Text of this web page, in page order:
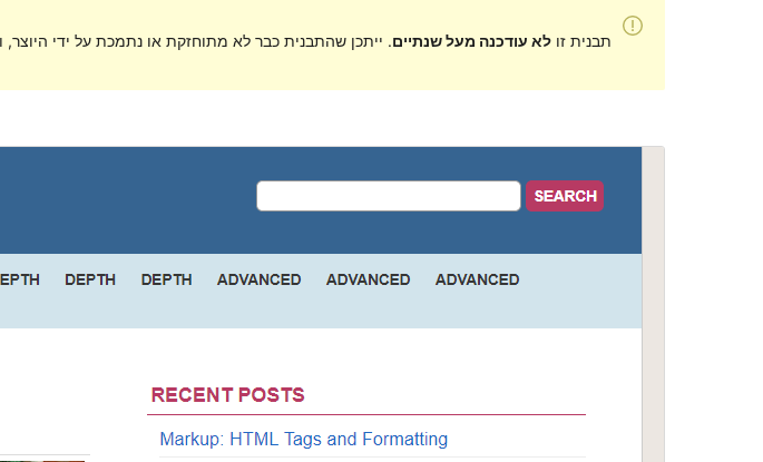
תבנית זולא עודכנה מעל שנתיים. ייתכן שהתבנית כבר לא מתוחזקת או נתמכת על ידי היוצר,